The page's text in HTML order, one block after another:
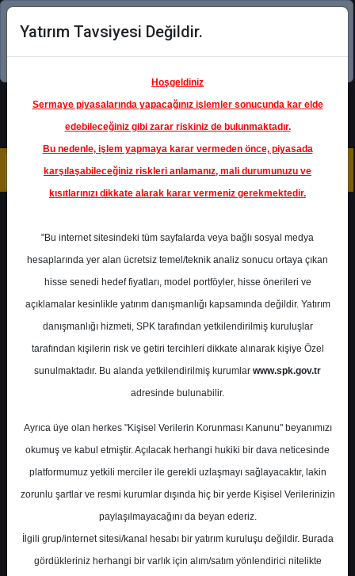
Şimdi uygulamayı indirin!
ENTRA- IC ENTERRA
YENILENEBILIR ENERJI AS
Hedef Fiyat 8.54 ₺
Getiri
%82.09
0 0
Yatırım Tavsiyesi Değildir.
Hoşgeldiniz
Sermaye piyasalarında yapacağınız işlemler sonucunda kar elde
edebileceğiniz gibi zarar riskiniz de bulunmaktadır.
Bu nedenle, işlem yapmaya karar vermeden önce, piyasada
karşılaşabileceğiniz riskleri anlamanız, mali durumunuzu ve
kısıtlarınızı dikkate alarak karar vermeniz gerekmektedir.
"Bu internet sitesindeki tüm sayfalarda veya bağlı sosyal medya
hesaplarında yer alan ücretsiz temel/teknik analiz sonucu ortaya çıkan
hisse senedi hedef fiyatları, model portföyler, hisse önerileri ve
açıklamalar kesinlikle yatırım danışmanlığı kapsamında değildir. Yatırım
danışmanlığı hizmeti, SPK tarafından yetkilendirilmiş kuruluşlar
tarafından kişilerin risk ve getiri tercihleri dikkate alınarak kişiye Özel
sunulmaktadır. Bu alanda yetkilendirilmiş kurumlar www.spk.gov.tr
adresinde bulunabilir.
Ayrıca üye olan herkes "Kişisel Verilerin Korunması Kanunu" beyanımızı
okumuş ve kabul etmiştir. Açılacak herhangi hukiki bir dava neticesinde
platformumuz yetkili merciler ile gerekli uzlaşmayı sağlayacaktır, lakin
zorunlu şartlar ve resmi kurumlar dışında hiç bir yerde Kişisel Verilerinizin
paylaşılmayacağını da beyan ederiz.
İlgili grup/internet sitesi/kanal hesabı bir yatırım kuruluşu değildir. Burada
gördükleriniz herhangi bir varlık için alım/satım yönlendirici nitelikte